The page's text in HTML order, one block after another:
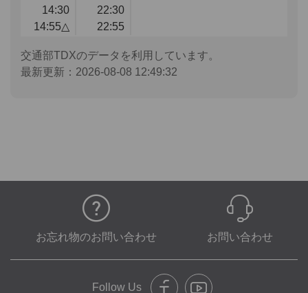
14:30
14:55△
22:30
22:55
交通部TDXのデータを利用しています。
最新更新：2026-08-08 12:49:32
お忘れ物のお問い合わせ お問い合わせ